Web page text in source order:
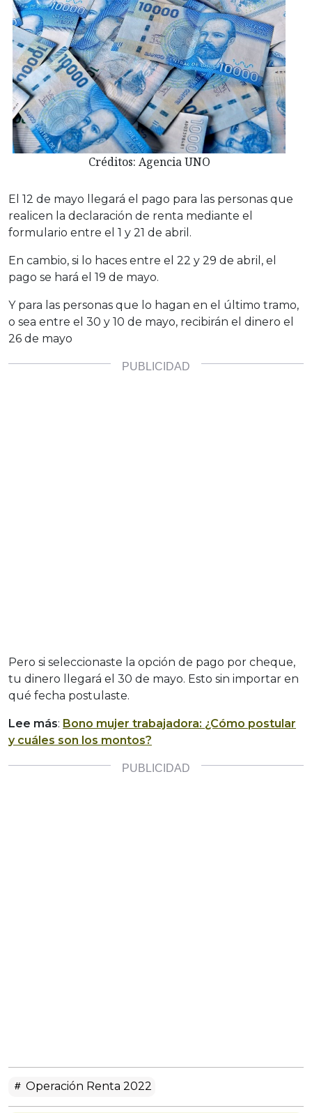
Créditos: Agencia UNO
El 12 de mayo llegará el pago para las personas que
realicen la declaración de renta mediante el
formulario entre el 1 y 21 de abril.
En cambio, si lo haces entre el 22 y 29 de abril, el
pago se hará el 19 de mayo.
Y para las personas que lo hagan en el último tramo,
o sea entre el 30 y 10 de mayo, recibirán el dinero el
26 de mayo
Pero si seleccionaste la opción de pago por cheque,
tu dinero llegará el 30 de mayo. Esto sin importar en
qué fecha postulaste.
Lee más: Bono mujer trabajadora: ¿Cómo postular
y cuáles son los montos?
Operación Renta 2022